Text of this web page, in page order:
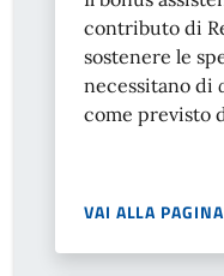
contributo di
sostenere le
necessitano di
come previsto
VAI ALLA PAGINA